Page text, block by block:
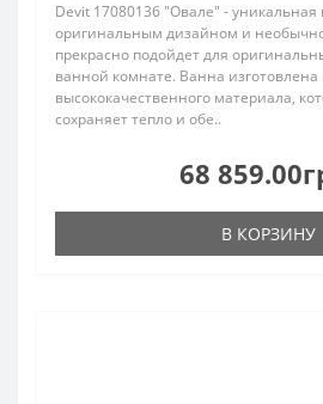
Devit 17080136 "Овале" - уникальная
оригинальным дизайном и
прекрасно подойдет для
ванной комнате. Ванна изготовлена
высококачественного материала,
сохраняет тепло и обе..
68
В КОРЗИНУ